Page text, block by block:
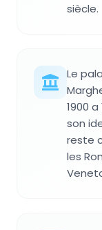
siècle.
Le
1900
son
reste
les